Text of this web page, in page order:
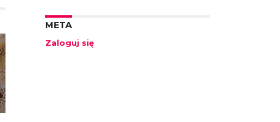
META
Zaloguj się